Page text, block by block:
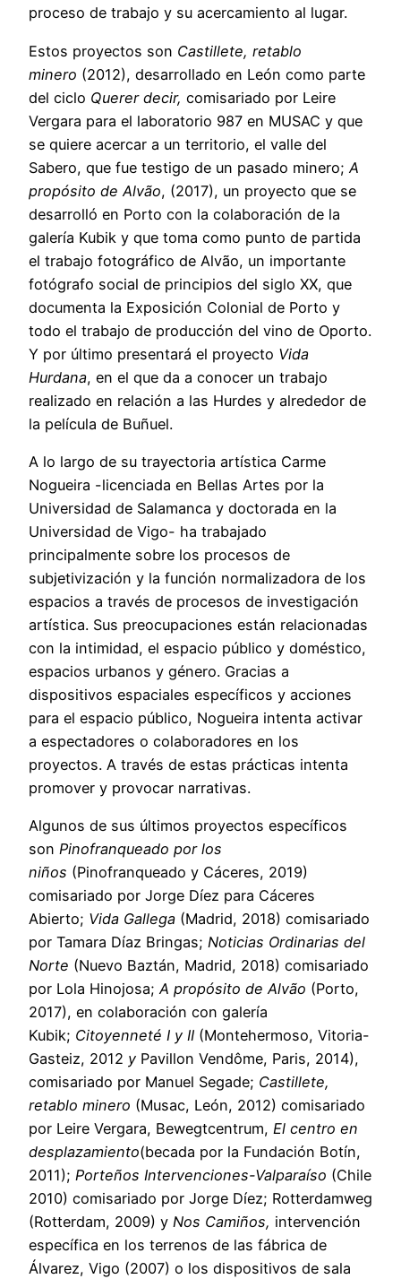
proceso de trabajo y su acercamiento al lugar.
Estos proyectos son Castillete, retablo
minero (2012), desarrollado en León como parte
del ciclo Querer decir, comisariado por Leire
Vergara para el laboratorio 987 en MUSAC y que
se quiere acercar a un territorio, el valle del
Sabero, que fue testigo de un pasado minero; A
propósito de Alvão, (2017), un proyecto que se
desarrolló en Porto con la colaboración de la
galería Kubik y que toma como punto de partida
el trabajo fotográfico de Alvão, un importante
fotógrafo social de principios del siglo XX, que
documenta la Exposición Colonial de Porto y
todo el trabajo de producción del vino de Oporto.
Y por último presentará el proyecto Vida
Hurdana, en el que da a conocer un trabajo
realizado en relación a las Hurdes y alrededor de
la película de Buñuel.
A lo largo de su trayectoria artística Carme
Nogueira -licenciada en Bellas Artes por la
Universidad de Salamanca y doctorada en la
Universidad de Vigo- ha trabajado
principalmente sobre los procesos de
subjetivización y la función normalizadora de los
espacios a través de procesos de investigación
artística. Sus preocupaciones están relacionadas
con la intimidad, el espacio público y doméstico,
espacios urbanos y género. Gracias a
dispositivos espaciales específicos y acciones
para el espacio público, Nogueira intenta activar
a espectadores o colaboradores en los
proyectos. A través de estas prácticas intenta
promover y provocar narrativas.
Algunos de sus últimos proyectos específicos
son Pinofranqueado por los
niños (Pinofranqueado y Cáceres, 2019)
comisariado por Jorge Díez para Cáceres
Abierto; Vida Gallega (Madrid, 2018) comisariado
por Tamara Díaz Bringas; Noticias Ordinarias del
Norte (Nuevo Baztán, Madrid, 2018) comisariado
por Lola Hinojosa;A propósito de Alvão (Porto,
2017), en colaboración con galería
Kubik; Citoyenneté I y II (Montehermoso, Vitoria-
Gasteiz, 2012 y Pavillon Vendôme, Paris, 2014),
comisariado por Manuel Segade; Castillete,
retablo minero (Musac, León, 2012) comisariado
por Leire Vergara, Bewegtcentrum, El centro en
desplazamiento(becada por la Fundación Botín,
2011); Porteños Intervenciones-Valparaíso (Chile
2010) comisariado por Jorge Díez; Rotterdamweg
(Rotterdam, 2009) y Nos Camiños, intervención
específica en los terrenos de las fábrica de
Álvarez, Vigo (2007) o los dispositivos de sala